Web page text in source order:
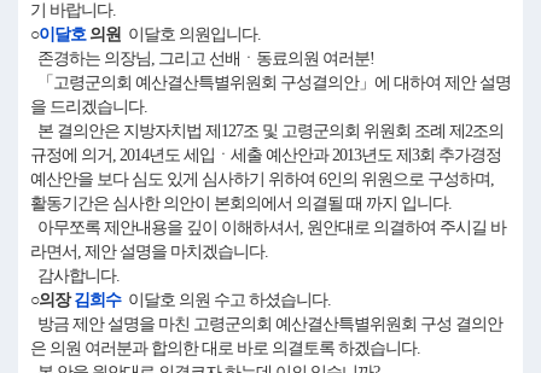
기 바랍니다.
○이달호의원 이달호 의원입니다.
존경하는 의장님, 그리고 선배ㆍ동료의원 여러분!
「고령군의회 예산결산특별위원회 구성결의안」에 대하여 제안 설명
을 드리겠습니다.
본 결의안은 지방자치법 제127조 및 고령군의회 위원회 조례 제2조의
규정에 의거, 2014년도 세입ㆍ세출 예산안과 2013년도 제3회 추가경정
예산안을 보다 심도 있게 심사하기 위하여 6인의 위원으로 구성하며,
활동기간은 심사한 의안이 본회의에서 의결될 때 까지 입니다.
아무쪼록 제안내용을 깊이 이해하셔서, 원안대로 의결하여 주시길 바
라면서, 제안 설명을 마치겠습니다.
감사합니다.
○의장김희수이달호 의원 수고 하셨습니다.
방금 제안 설명을 마친 고령군의회 예산결산특별위원회 구성 결의안
은 의원 여러분과 합의한 대로 바로 의결토록 하겠습니다.